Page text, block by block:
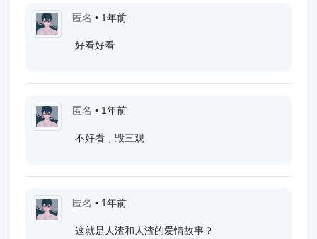
匿名 • 1年前
好看好看
匿名 • 1年前
不好看，毁三观
匿名 • 1年前
这就是人渣和人渣的爱情故事？